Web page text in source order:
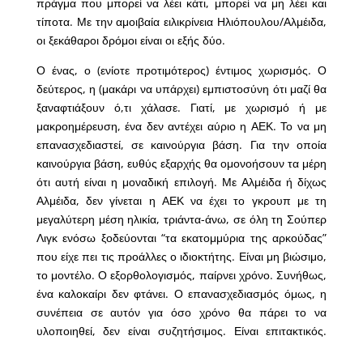
τίποτα. Με την αμοιβαία ειλικρίνεια Ηλιόπουλου/Αλμέιδα,
οι ξεκάθαροι δρόμοι είναι οι εξής δύο.
Ο ένας, ο (ενίοτε προτιμότερος) έντιμος χωρισμός. Ο
δεύτερος, η (μακάρι να υπάρχει) εμπιστοσύνη ότι μαζί θα
ξαναφτιάξουν ό,τι χάλασε. Γιατί, με χωρισμό ή με
μακροημέρευση, ένα δεν αντέχει αύριο η ΑΕΚ. Το να μη
επανασχεδιαστεί, σε καινούργια βάση. Για την οποία
καινούργια βάση, ευθύς εξαρχής θα ομονοήσουν τα μέρη
ότι αυτή είναι η μοναδική επιλογή. Με Αλμέιδα ή δίχως
Αλμέιδα, δεν γίνεται η ΑΕΚ να έχει το γκρουπ με τη
μεγαλύτερη μέση ηλικία, τριάντα-άνω, σε όλη τη Σούπερ
Λιγκ ενόσω ξοδεύονται “τα εκατομμύρια της αρκούδας”
που είχε πει τις προάλλες ο ιδιοκτήτης. Είναι μη βιώσιμο,
το μοντέλο. Ο εξορθολογισμός, παίρνει χρόνο. Συνήθως,
ένα καλοκαίρι δεν φτάνει. Ο επανασχεδιασμός όμως, η
συνέπεια σε αυτόν για όσο χρόνο θα πάρει το να
υλοποιηθεί, δεν είναι συζητήσιμος. Είναι επιτακτικός.